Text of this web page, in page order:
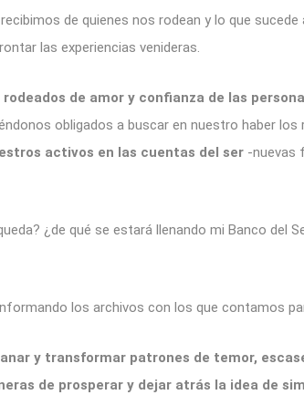
de quienes nos rodean y lo que sucede
las experiencias venideras.
rodeados de amor y confianza de las
obligados a buscar en nuestro haber los
activos en las cuentas del ser -nuevas
¿de qué se estará llenando mi Banco del
los archivos con los que contamos
y transformar patrones de temor,
de prosperar y dejar atrás la idea de